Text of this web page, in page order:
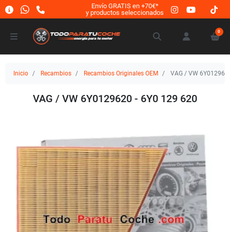
Envío GRATIS en +70€*
y productos seleccionados
0
Inicio Recambios Recambios Originales OEM VAG / VW
VAG / VW 6Y0129620 - 6Y0 129 620